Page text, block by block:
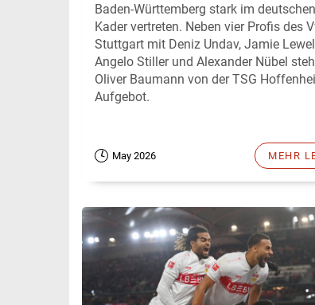
Baden-Württemberg stark im
Kader vertreten. Neben vier Profis des
Stuttgart mit Deniz Undav, Jamie
Angelo Stiller und Alexander Nübel
Oliver Baumann von der TSG
Aufgebot.
May 2026 MEHR